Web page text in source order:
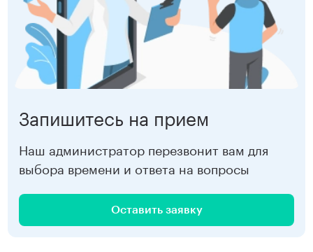
Чернышевская 4 000 ₽
Девяткино 4 000 ₽
Запишитесь на прием
Наш администратор перезвонит вам для
выбора времени и ответа на вопросы
Оставить заявку